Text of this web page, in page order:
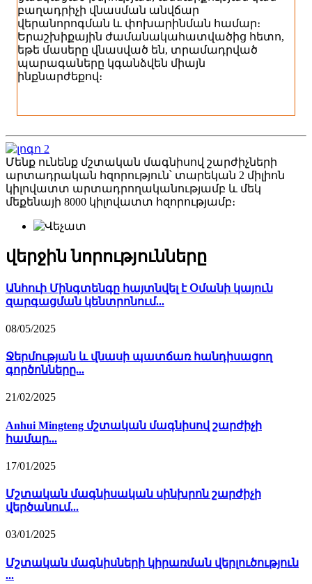
բաղադրիչի վնասման անվճար
վերանորոգման և փոխարինման համար։
Երաշխիքային ժամանակահատվածից հետո,
եթե մասերը վնասված են, տրամադրված
պարագաները կգանձվեն միայն
ինքնարժեքով։
Մենք ունենք մշտական ​​մագնիսով շարժիչների
արտադրական հզորություն՝ տարեկան 2 միլիոն
կիլովատտ արտադրողականությամբ և մեկ
մեքենայի 8000 կիլովատտ հզորությամբ։
վերջին նորությունները
Անհուի Մինգտենգը հայտնվել է Օմանի կայուն
զարգացման կենտրոնում...
08/05/2025
Ջերմության և վնասի պատճառ հանդիսացող
գործոնները...
21/02/2025
Anhui Mingteng մշտական ​​մագնիսով շարժիչի
համար...
17/01/2025
Մշտական ​​մագնիսական սինխրոն շարժիչի
վերծանում...
03/01/2025
Մշտական ​​մագնիսների կիրառման վերլուծություն
...